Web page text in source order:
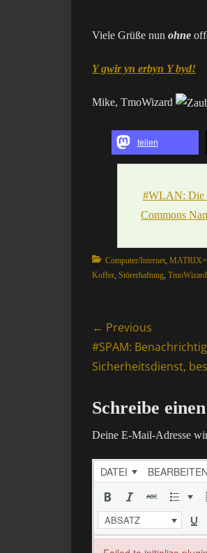
Viele Grüße nun ohne
Y gwir yn erbyn Y byd!
Mike, TmoWizard
teilen
#WLAN: Die
Commons
Categories
Computer/Internet,
Koffer, Störerhaftung, TmoWizard
← Previous
Previous
post:
#SPAM:
Sicherheitsdienst,
Schreibe
Deine E-Mail-Adresse
DATEI BEARBEITEN
ABSATZ